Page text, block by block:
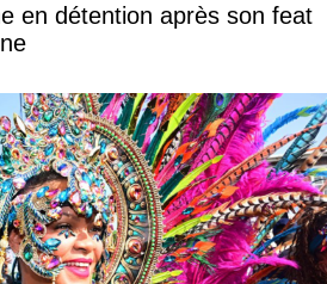
en détention après son feat